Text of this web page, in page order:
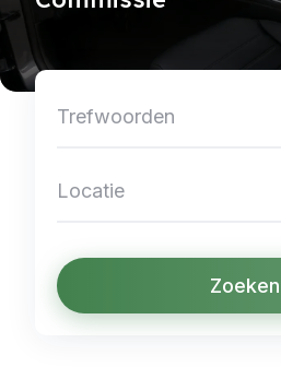
Zoeken